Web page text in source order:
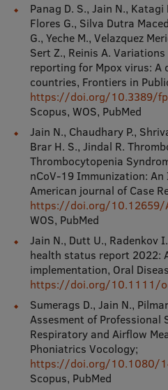
Panag D. S., Jain N., Katagi
Flores G., Silva Dutra
G., Yeche M., Velazquez
Sert Z., Reinis A.
reporting for Mpox virus: A
countries, Frontiers in
https://doi.org/10.3389/
Scopus, WOS, PubMed
Jain N., Chaudhary P.,
Brar H. S., Jindal R.
Thrombocytopenia
nCoV-19 Immunization:
American journal of Case
https://doi.org/10.12659/
WOS, PubMed
Jain N., Dutt U., Radenkov
health status report 2022:
implementation, Oral
https://doi.org/10.1111/
Sumerags D., Jain N.,
Assesment of Professional
Respiratory and Airflow
Phoniatrics Vocology;
https://doi.org/10.1080/
Scopus, PubMed